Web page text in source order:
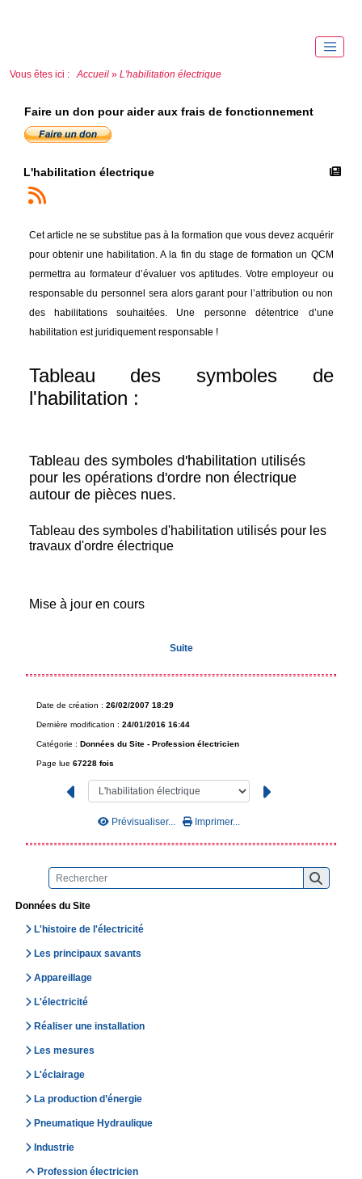
Vous êtes ici : Accueil » L'habilitation électrique
Données du Site
L'histoire de l'électricité
Les principaux savants
Appareillage
L'électricité
Réaliser une installation
Les mesures
L'éclairage
La production d’énergie
Pneumatique Hydraulique
Industrie
Profession électricien
Faire un don pour aider aux frais de fonctionnement
L'habilitation électrique
Cet article ne se substitue pas à la formation que vous devez acquérir
pour obtenir une habilitation. A la fin du stage de formation un QCM
permettra au formateur d’évaluer vos aptitudes. Votre employeur ou
responsable du personnel sera alors garant pour l’attribution ou non
des habilitations souhaitées. Une personne détentrice d’une
habilitation est juridiquement responsable !
Tableau des symboles de
l'habilitation :
Tableau des symboles d'habilitation utilisés
pour les opérations d'ordre non électrique
autour de pièces nues.
Tableau des symboles d'habilitation utilisés pour les
travaux d'ordre électrique
Mise à jour en cours
Suite
Date de création : 26/02/2007 18:29
Dernière modification : 24/01/2016 16:44
Catégorie : Données du Site - Profession électricien
Page lue 67228 fois
Prévisualiser... Imprimer...